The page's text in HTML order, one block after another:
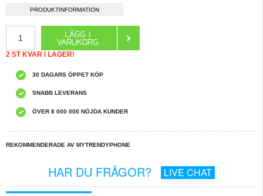
PRODUKTINFORMATION
2 ST KVAR I LAGER!
30 DAGARS ÖPPET KÖP
SNABB LEVERANS
ÖVER 8 000 000 NÖJDA KUNDER
REKOMMENDERADE AV MYTRENDYPHONE
HAR DU FRÅGOR? LIVE CHAT